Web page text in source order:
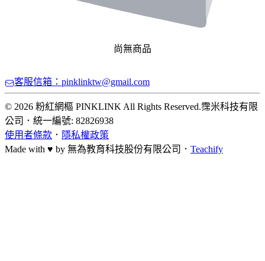
尚無商品
客服信箱：pinklinktw@gmail.com
© 2026 粉紅網樞 PINKLINK All Rights Reserved.霈米科技有限
公司 ． 統一編號: 82826938
使用者條款 ． 隱私權政策
Made with ♥ by 無為教育科技股份有限公司． Teachify